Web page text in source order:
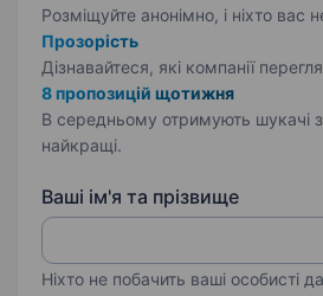
Розміщуйте анонімно, і ніхто вас
Прозорість
Дізнавайтеся, які компанії
8 пропозицій щотижня
В середньому отримують шукачі
найкращі.
Ваші ім'я та прізвище
Ніхто не побачить ваші особисті